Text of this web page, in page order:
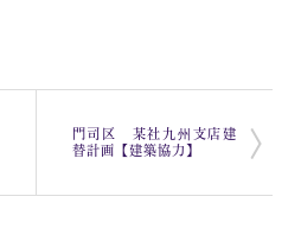
門司区 某社九州支店建
替計画【建築協力】